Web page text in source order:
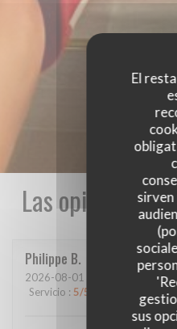
El
sirven
sus
Las opiniones
Philippe B
2026-08-01
- 19:45 - Invitados
Servicio : 5/5 /5